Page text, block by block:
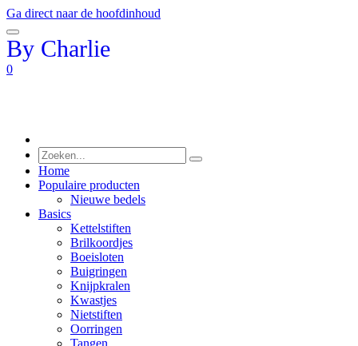
Ga direct naar de hoofdinhoud
By Charlie
0
Home
Populaire producten
Nieuwe bedels
Basics
Kettelstiften
Brilkoordjes
Boeisloten
Buigringen
Knijpkralen
Kwastjes
Nietstiften
Oorringen
Tangen